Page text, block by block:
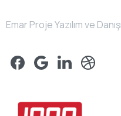
Emar Proje Yazılım ve